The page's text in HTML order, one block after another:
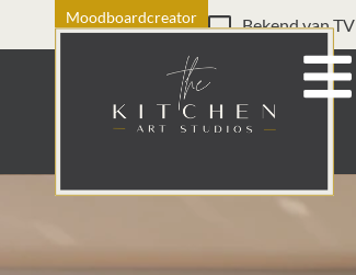
Moodboardcreator Bekend van TV